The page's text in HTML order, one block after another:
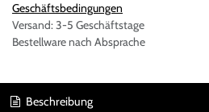
Geschäftsbedingungen
Versand: 3-5 Geschäftstage
Bestellware nach Absprache
Beschreibung